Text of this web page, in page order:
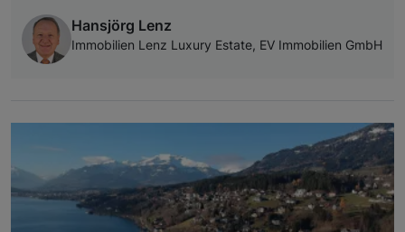
Hansjörg Lenz
Immobilien Lenz Luxury Estate, EV Immobilien GmbH